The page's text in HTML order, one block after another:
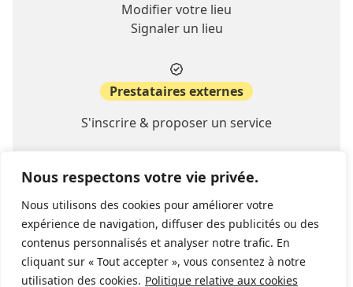
Nous respectons votre vie privée.
Nous utilisons des cookies pour améliorer votre
expérience de navigation, diffuser des publicités ou des
contenus personnalisés et analyser notre trafic. En
cliquant sur « Tout accepter », vous consentez à notre
utilisation des cookies. Politique relative aux cookies
Modifier votre lieu
Signaler un lieu
Prestataires externes
S'inscrire & proposer un service
A propos
Contact
FAQ